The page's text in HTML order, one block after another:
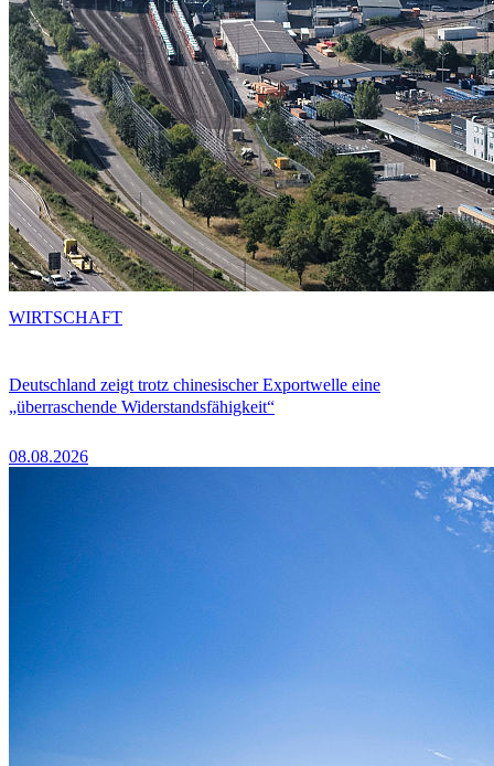
Deutschland zeigt trotz chinesischer Exportwelle eine
„überraschende Widerstandsfähigkeit“
08.08.2026
WIRTSCHAFT